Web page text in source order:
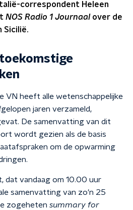
correspondent Heleen
NOS Radio 1 Journaal over de
Sicilië.
VN heeft alle wetenschappelijke
jaren verzameld,
De samenvatting van dit
wordt gezien als de basis
om de opwarming
dat vandaag om 10.00 uur
samenvatting van zo'n 25
zogeheten summary for